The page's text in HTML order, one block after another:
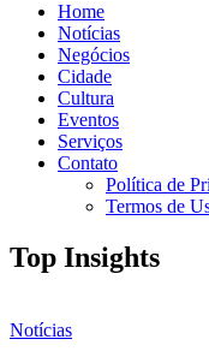
Home
Notícias
Negócios
Cidade
Cultura
Eventos
Serviços
Contato
Política de
Termos de
Top Insights
Notícias